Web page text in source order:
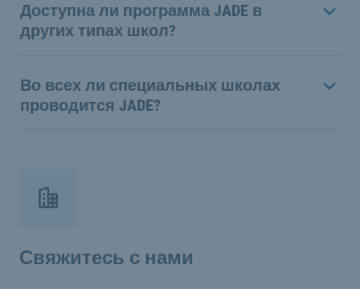
Доступна ли программа JADE в
других типах школ?
Во всех ли специальных школах
проводится JADE?
Свяжитесь с нами